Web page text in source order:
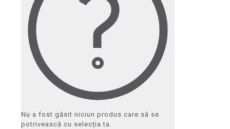
Nu a fost găsit niciun produs care să se
potrivească cu selecția ta.